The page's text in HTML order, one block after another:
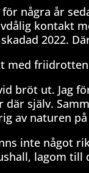
några år
kontakt
2022.
med
bröt ut. Jag
själv.
av naturen
inte något
lagom